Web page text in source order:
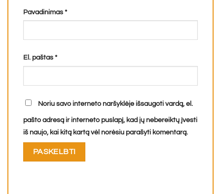
Pavadinimas *
El. paštas *
Noriu savo interneto naršyklėje išsaugoti vardą, el.
pašto adresą ir interneto puslapį, kad jų nebereiktų įvesti
iš naujo, kai kitą kartą vėl norėsiu parašyti komentarą.